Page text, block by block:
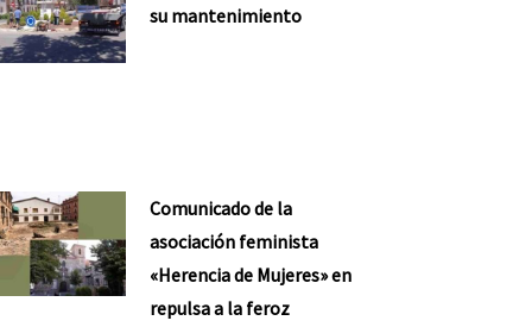
su mantenimiento
Comunicado de la
asociación feminista
«Herencia de Mujeres» en
repulsa a la feroz